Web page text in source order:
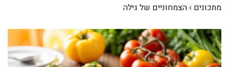
מתכונים › הצמחוניים של גילה